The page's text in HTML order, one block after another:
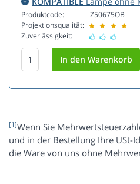
Produktcode:
Projektionsqualität:
Zuverlässigkeit:
Z50675OB
[1]Wenn Sie
und in der Bestellung Ihre USt-
die Ware von uns ohne